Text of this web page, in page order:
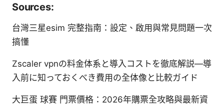
Sources:
台灣三星esim 完整指南：設定、啟用與常見問題一次
搞懂
Zscaler vpnの料金体系と導入コストを徹底解説—導
入前に知っておくべき費用の全体像と比較ガイド
大巨蛋 球賽 門票價格：2026年購票全攻略與最新資